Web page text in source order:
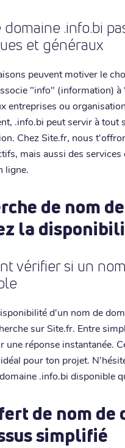
domaine .info.bi
et généraux
peuvent motiver le
"info" (information)
entreprises ou
.info.bi peut servir à
Chez Site.fr, nous
mais aussi des
ligne.
de nom
la
vérifier si un
d'un nom de
sur Site.fr. Entre
une réponse instantanée.
pour ton projet.
.info.bi disponible
de nom de
simplifié